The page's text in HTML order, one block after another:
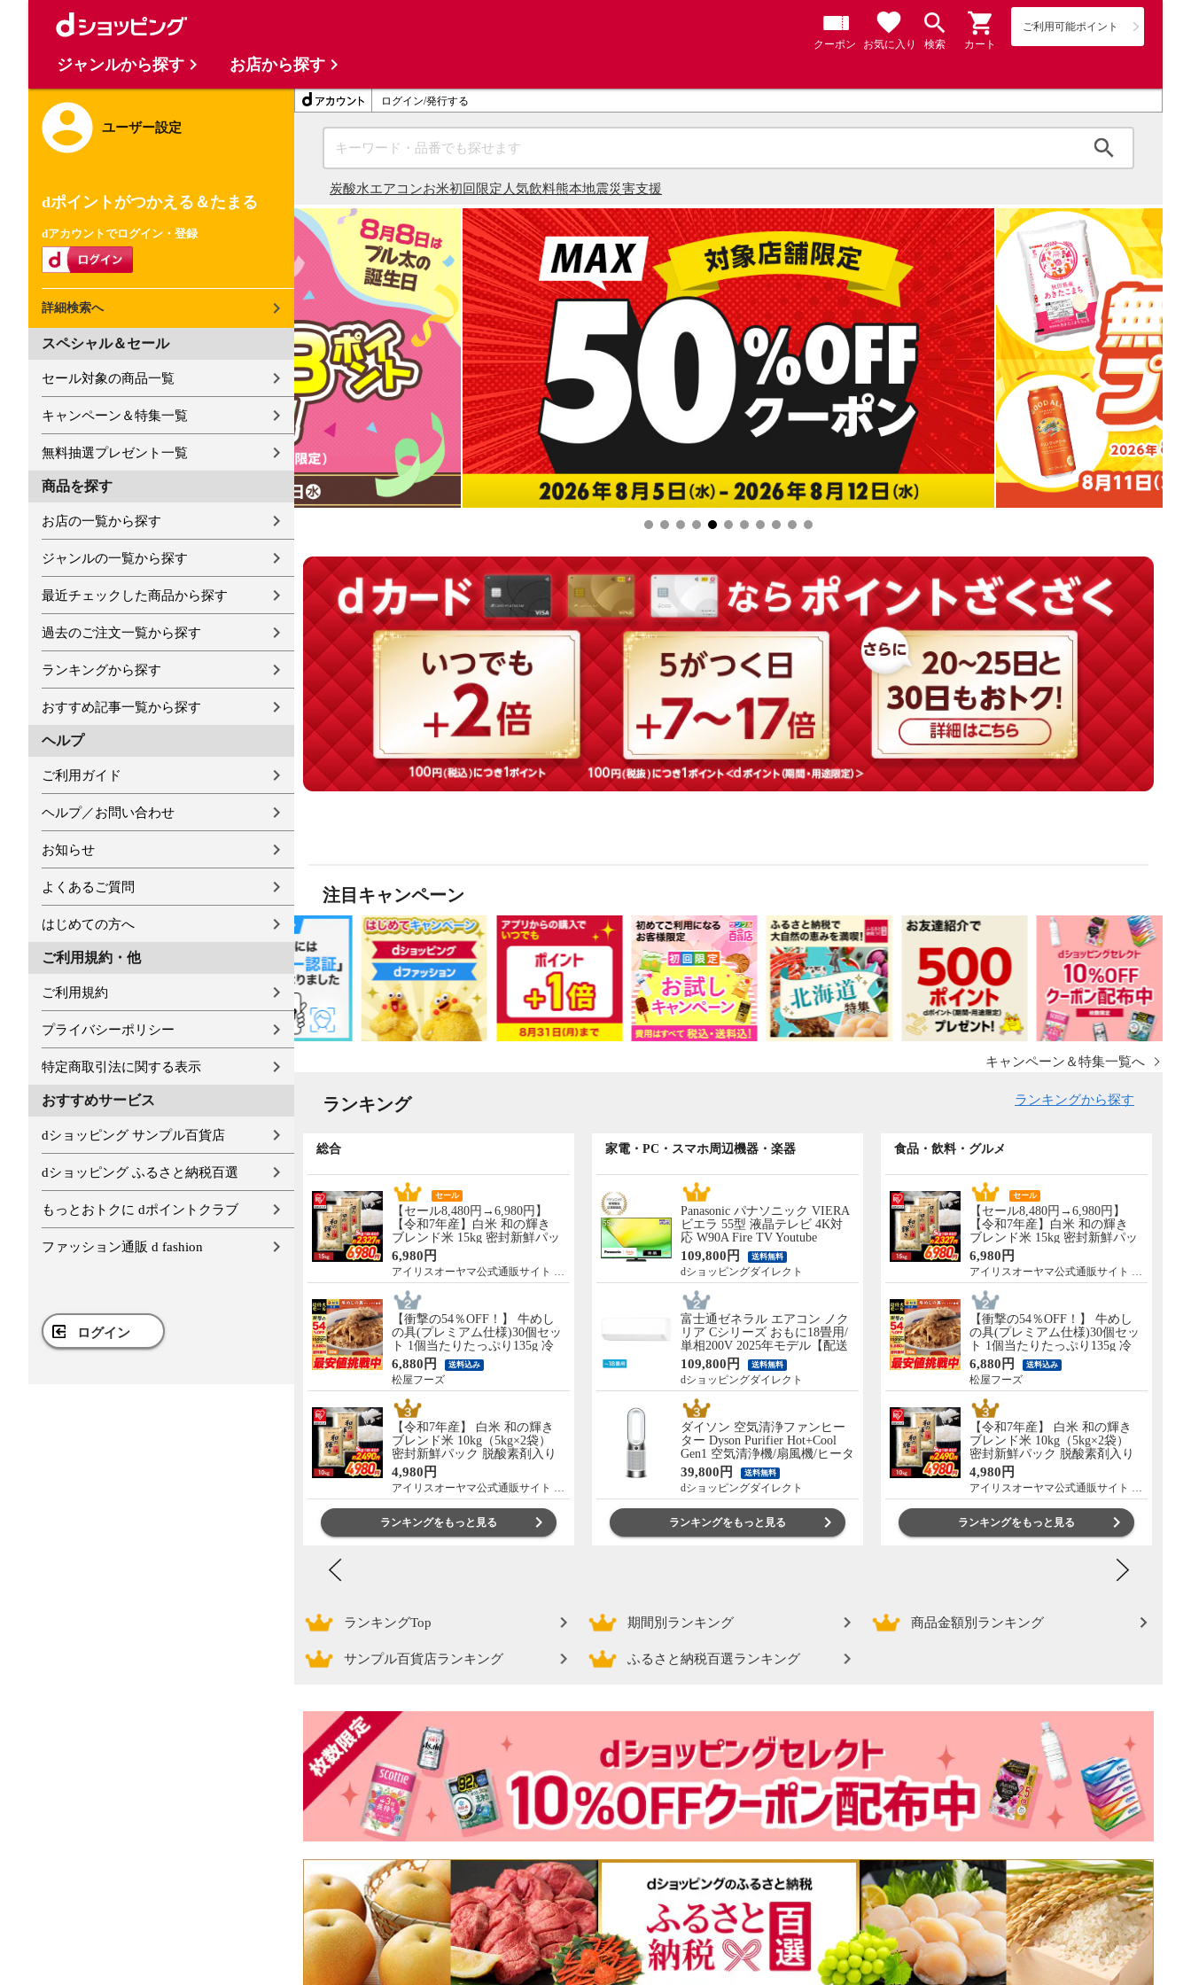
ご利用可能ポイント
カート
検索
お気に入り
クーポン
ユーザー設定
dポイントがつかえる＆たまる
dアカウントでログイン・登録
詳細検索へ
スペシャル＆セール
セール対象の商品一覧
キャンペーン＆特集一覧
無料抽選プレゼント一覧
商品を探す
お店の一覧から探す
ジャンルの一覧から探す
最近チェックした商品から探す
過去のご注文一覧から探す
ランキングから探す
おすすめ記事一覧から探す
ヘルプ
ご利用ガイド
ヘルプ／お問い合わせ
お知らせ
よくあるご質問
はじめての方へ
ご利用規約・他
ご利用規約
プライバシーポリシー
特定商取引法に関する表示
おすすめサービス
dショッピング サンプル百貨店
dショッピング ふるさと納税百選
もっとおトクに dポイントクラブ
ファッション通販 d fashion
ログイン
ログイン/発行する
炭酸水エアコンお米初回限定 人気飲料熊本地震災害支援
注目キャンペーン
キャンペーン＆特集一覧へ
ランキング ランキングから探す
【メガ盛り 飛騨牛入 バーベキ
【冷凍】飛騨牛＆国産豚肉 焼
き肉セット 送料無料 バーベキ
5,980円
【メガ盛り 飛騨牛入 バーベキ
ューセット 1.45kg 約4-5人前】
【冷凍】 送料無料 飛騨牛＆国
総合
セール
【セール8,480円→6,980円】
【令和7年産】白米 和の輝き
ブレンド米 15kg 密封新鮮パッ
ク 脱酸素剤入り 米 お米 低温
製法米 アイリスオーヤマ [食
品]
6,980円
アイリスオーヤマ公式通販サイト アイリスプラザ
【衝撃の54％OFF！】 牛めし
の具(プレミアム仕様)30個セッ
ト 1個当たりたっぷり135g 冷
凍食品 松屋牛丼 当店のイチオ
シ 非常食
6,880円 送料込み
松屋フーズ
【令和7年産】 白米 和の輝き
ブレンド米 10kg（5kg×2袋）
密封新鮮パック 脱酸素剤入り
米 お米 低温製法米 アイリスオ
ーヤマ [食品]
4,980円
アイリスオーヤマ公式通販サイト アイリスプラザ
ランキングをもっと見る
家電・PC・スマホ周辺機器・楽器
Panasonic パナソニック VIERA
ビエラ 55型 液晶テレビ 4K対
応 W90A Fire TV Youtube
Netflix 【配送のみ 設置なし 軒
先渡し】 ［正規取扱店］ TV-
55W90A
109,800円 送料無料
dショッピングダイレクト
富士通ゼネラル エアコン ノク
リア Cシリーズ おもに18畳用/
単相200V 2025年モデル【配送
のみ 設置なし 軒先渡し】 AS-
C565S2-W
109,800円 送料無料
dショッピングダイレクト
ダイソン 空気清浄ファンヒー
ター Dyson Purifier Hot+Cool
Gen1 空気清浄機/扇風機/ヒータ
ー/暖房 首振り HP10WW
39,800円 送料無料
dショッピングダイレクト
ランキングをもっと見る
食品・飲料・グルメ
セール
【セール8,480円→6,980円】
【令和7年産】白米 和の輝き
ブレンド米 15kg 密封新鮮パッ
ク 脱酸素剤入り 米 お米 低温
製法米 アイリスオーヤマ [食
品]
6,980円
アイリスオーヤマ公式通販サイト アイリスプラザ
【衝撃の54％OFF！】 牛めし
の具(プレミアム仕様)30個セッ
ト 1個当たりたっぷり135g 冷
凍食品 松屋牛丼 当店のイチオ
シ 非常食
6,880円 送料込み
松屋フーズ
【令和7年産】 白米 和の輝き
ブレンド米 10kg（5kg×2袋）
密封新鮮パック 脱酸素剤入り
米 お米 低温製法米 アイリスオ
ーヤマ [食品]
4,980円
アイリスオーヤマ公式通販サイト アイリスプラザ
ランキングをもっと見る
ランキングTop 期間別ランキング 商品金額別ランキング
サンプル百貨店ランキング ふるさと納税百選ランキング
ジャンルから探す お店から探す